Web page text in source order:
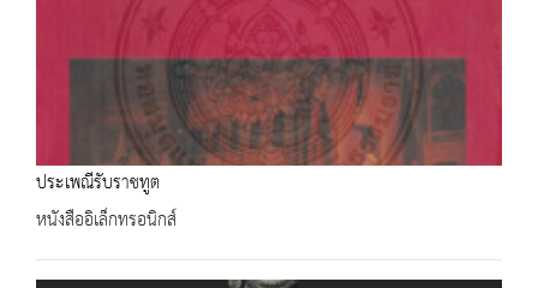
ประเพณีรับราชทูต
หนังสืออิเล็กทรอนิกส์